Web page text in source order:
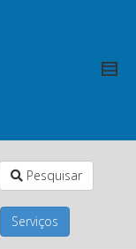
Pesquisar
Serviços